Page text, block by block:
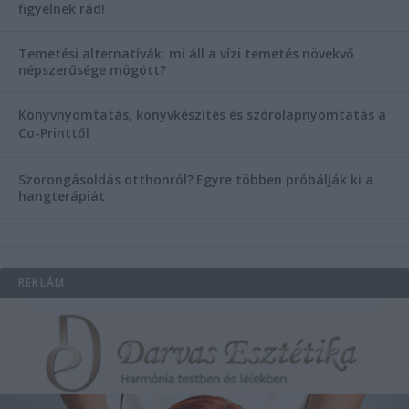
figyelnek rád!
Temetési alternatívák: mi áll a vízi temetés növekvő
népszerűsége mögött?
Könyvnyomtatás, könyvkészítés és szórólapnyomtatás a
Co-Printtől
Szorongásoldás otthonról? Egyre többen próbálják ki a
hangterápiát
REKLÁM